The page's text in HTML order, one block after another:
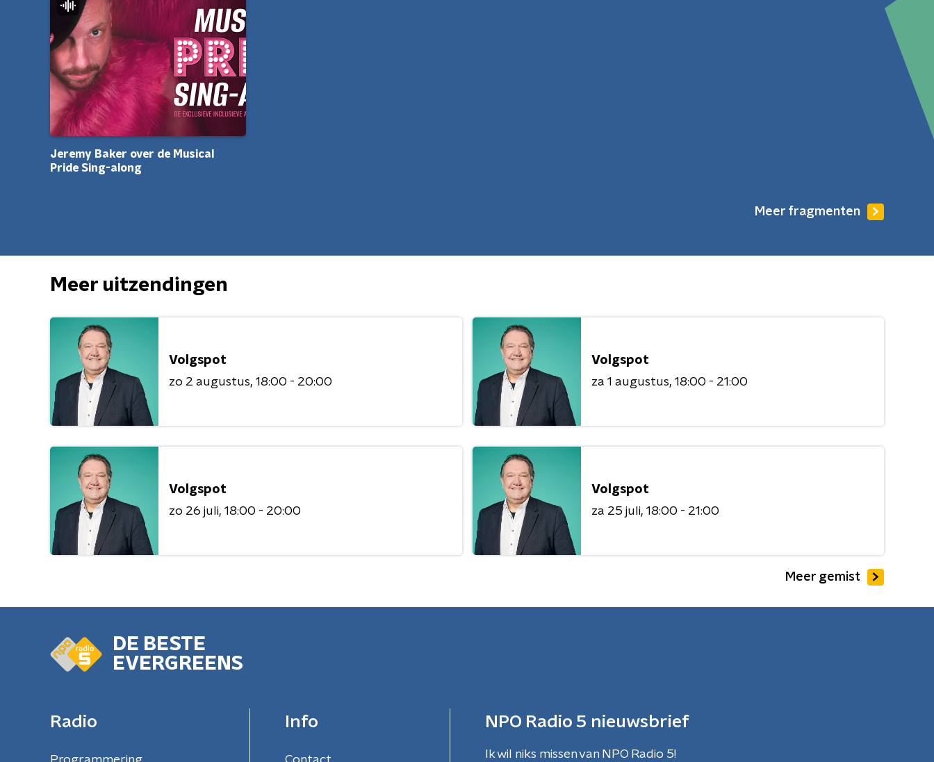
Jeremy Baker over de Musical
Pride Sing-along
Meer fragmenten
Meer uitzendingen
Volgspot
zo 2 augustus 18:00 - 20:00
Volgspot
za 1 augustus 18:00 - 21:00
Volgspot
zo 26 juli 18:00 - 20:00
Volgspot
za 25 juli 18:00 - 21:00
Meer gemist
DE BESTE
EVERGREENS
Radio Info NPO Radio 5 nieuwsbrief
Ik wil niks missen van NPO Radio 5!